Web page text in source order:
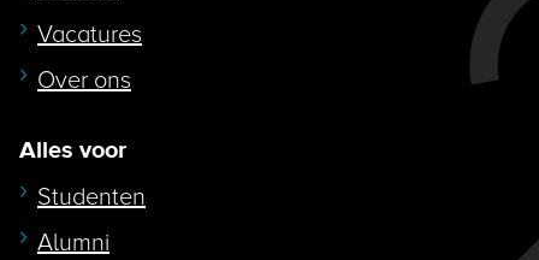
Vacatures
Over ons
Alles voor
Studenten
Alumni